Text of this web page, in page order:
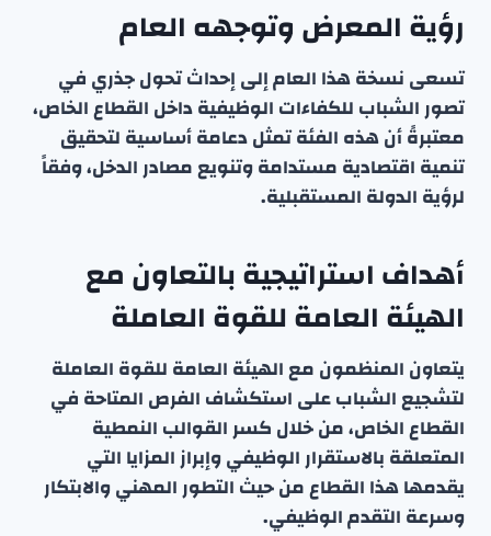
رؤية المعرض وتوجهه العام
تسعى نسخة هذا العام إلى إحداث تحول جذري في
تصور الشباب للكفاءات الوظيفية داخل القطاع الخاص،
معتبرةً أن هذه الفئة تمثل دعامة أساسية لتحقيق
تنمية اقتصادية مستدامة وتنويع مصادر الدخل، وفقاً
لرؤية الدولة المستقبلية.
أهداف استراتيجية بالتعاون مع
الهيئة العامة للقوة العاملة
يتعاون المنظمون مع الهيئة العامة للقوة العاملة
لتشجيع الشباب على استكشاف الفرص المتاحة في
القطاع الخاص، من خلال كسر القوالب النمطية
المتعلقة بالاستقرار الوظيفي وإبراز المزايا التي
يقدمها هذا القطاع من حيث التطور المهني والابتكار
وسرعة التقدم الوظيفي.